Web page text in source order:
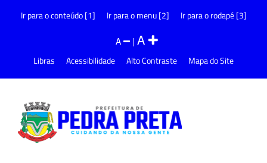
Ir para o conteúdo [1] Ir para o menu [2] Ir para o rodapé [3]
A |A
Libras Acessibilidade Alto Contraste Mapa do Site